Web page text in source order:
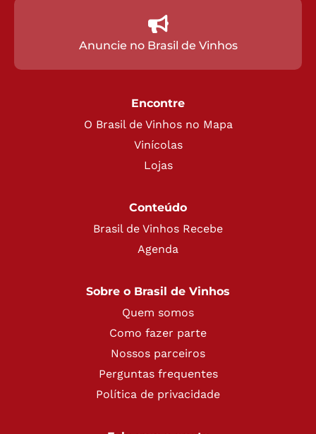
Anuncie no Brasil de Vinhos
Encontre
O Brasil de Vinhos no Mapa
Vinícolas
Lojas
Conteúdo
Brasil de Vinhos Recebe
Agenda
Sobre o Brasil de Vinhos
Quem somos
Como fazer parte
Nossos parceiros
Perguntas frequentes
Política de privacidade